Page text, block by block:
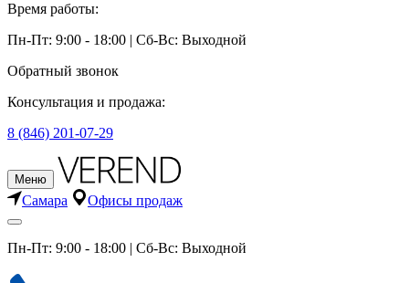
Время работы:
Пн-Пт: 9:00 - 18:00 | Сб-Вс: Выходной
Обратный звонок
Консультация и продажа:
8 (846) 201-07-29
Меню
Самара Офисы продаж
Пн-Пт: 9:00 - 18:00 | Сб-Вс: Выходной